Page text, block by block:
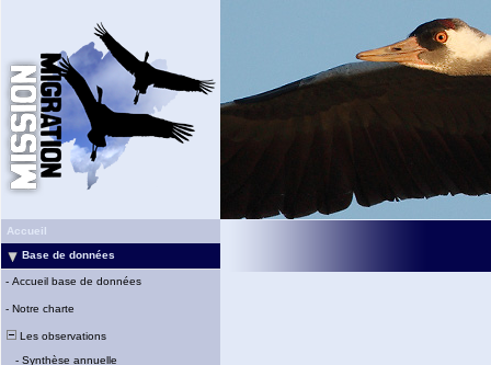
Accueil
Base de données
- Accueil base de données
- Notre charte
Les observations
- Synthèse annuelle